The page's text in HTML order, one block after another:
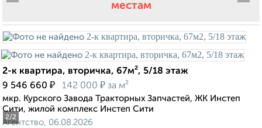
местам
2/2
2-к квартира, вторичка, 67м², 5/18 этаж
9 546 660 ₽ 142 000 ₽ за м²
мкр. Курского Завода Тракторных Запчастей, ЖК Инстеп
Сити, жилой комплекс Инстеп Сити
Агентство, 06.08.2026